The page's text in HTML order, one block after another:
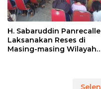
H. Sabaruddin Panrecalle
Laksanakan Reses di
Masing-masing Wilayah